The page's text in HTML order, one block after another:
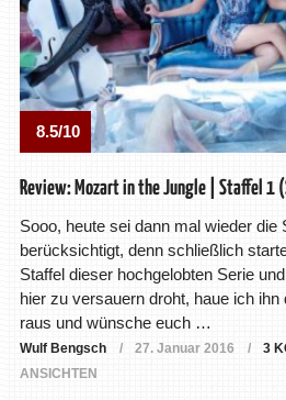
8.5/10
Review: Mozart in the Jungle | Staffel 1
Sooo, heute sei dann mal wieder die
berücksichtigt, denn schließlich
Staffel dieser hochgelobten Serie
hier zu versauern droht, haue ich
raus und wünsche euch …
Wulf Bengsch 27. Januar 2016 3
ANSICHTEN